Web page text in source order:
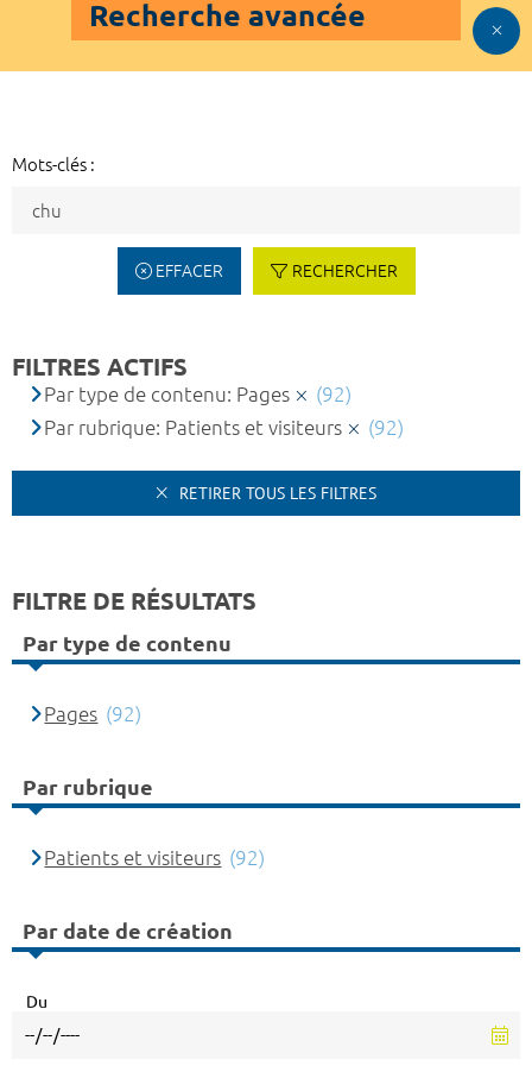
Recherche avancée
Mots-clés :
EFFACER RECHERCHER
FILTRES ACTIFS
Par type de contenu: Pages
(92)
Par rubrique: Patients et visiteurs
(92)
RETIRER TOUS LES FILTRES
FILTRE DE RÉSULTATS
Par type de contenu
Pages (92)
Par rubrique
Patients et visiteurs (92)
Par date de création
Du